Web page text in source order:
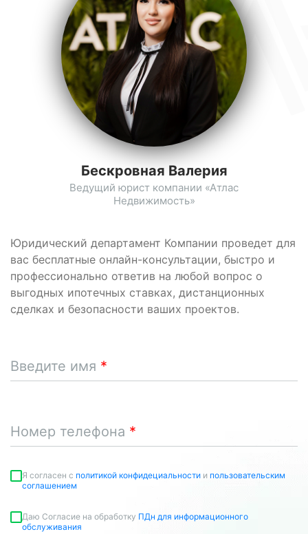
Юридический департамент Компании проведет для
вас бесплатные онлайн-консультации, быстро и
профессионально ответив на любой вопрос о
выгодных ипотечных ставках, дистанционных
сделках и безопасности ваших проектов.
Введите имя
Номер телефона
Я согласен c политикой конфидециальности и пользовательским
соглашением
Даю Согласие на обработку ПДн для информационного
обслуживания
Бескровная Валерия
Ведущий юрист компании «Атлас
Недвижимость»